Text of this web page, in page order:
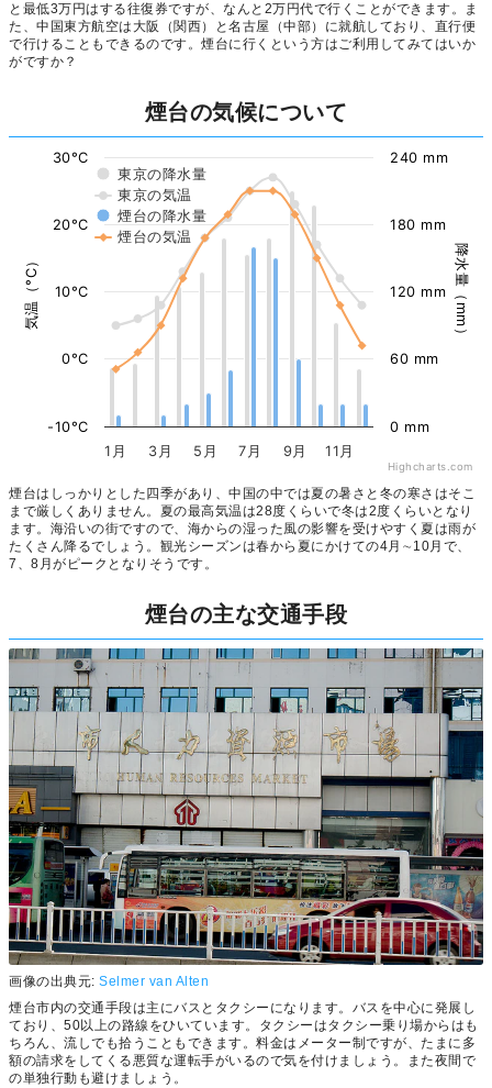
と最低3万円はする往復券ですが、なんと2万円代で行くことができます。ま
た、中国東方航空は大阪（関西）と名古屋（中部）に就航しており、直行便
で行けることもできるのです。煙台に行くという方はご利用してみてはいか
がですか？
煙台の気候について
気温（°C） 降水量（mm）
東京の降水量
東京の気温
煙台の降水量
煙台の気温
1月 3月 5月 7月 9月 11月
-10°C
0°C
10°C
20°C
30°C
0 mm
60 mm
120 mm
180 mm
240 mm
Highcharts.com
煙台はしっかりとした四季があり、中国の中では夏の暑さと冬の寒さはそこ
まで厳しくありません。夏の最高気温は28度くらいで冬は2度くらいとなり
ます。海沿いの街ですので、海からの湿った風の影響を受けやすく夏は雨が
たくさん降るでしょう。観光シーズンは春から夏にかけての4月∼10月で、
7、8月がピークとなりそうです。
煙台の主な交通手段
画像の出典元: Selmer van Alten
煙台市内の交通手段は主にバスとタクシーになります。バスを中心に発展し
ており、50以上の路線をひいています。タクシーはタクシー乗り場からはも
ちろん、流しでも拾うこともできます。料金はメーター制ですが、たまに多
額の請求をしてくる悪質な運転手がいるので気を付けましょう。また夜間で
の単独行動も避けましょう。